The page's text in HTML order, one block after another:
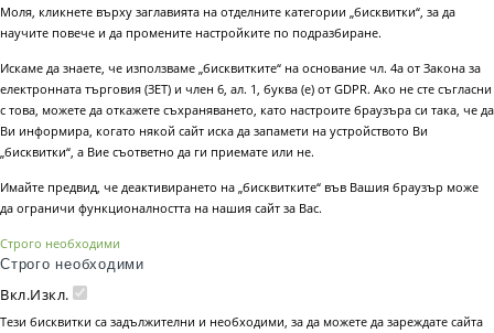
Моля, кликнете върху заглавията на отделните категории „бисквитки“, за да
научите повече и да промените настройките по подразбиране.
Искаме да знаете, че използваме „бисквитките“ на основание чл. 4а от Закона за
електронната търговия (ЗЕТ) и член 6, ал. 1, буква (е) от GDPR. Ако не сте съгласни
с това, можете да откажете съхраняването, като настроите браузъра си така, че да
Ви информира, когато някой сайт иска да запамети на устройството Ви
„бисквитки“, а Вие съответно да ги приемате или не.
Имайте предвид, че деактивирането на „бисквитките“ във Вашия браузър може
да ограничи функционалността на нашия сайт за Вас.
Строго необходими
Строго необходими
Вкл.Изкл.
Тези бисквитки са задължителни и необходими, за да можете да зареждате сайта